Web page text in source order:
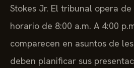
Stokes Jr. El tribunal opera
horario de 8:00 a.m. A 4:00
comparecen en asuntos de
deben planificar sus